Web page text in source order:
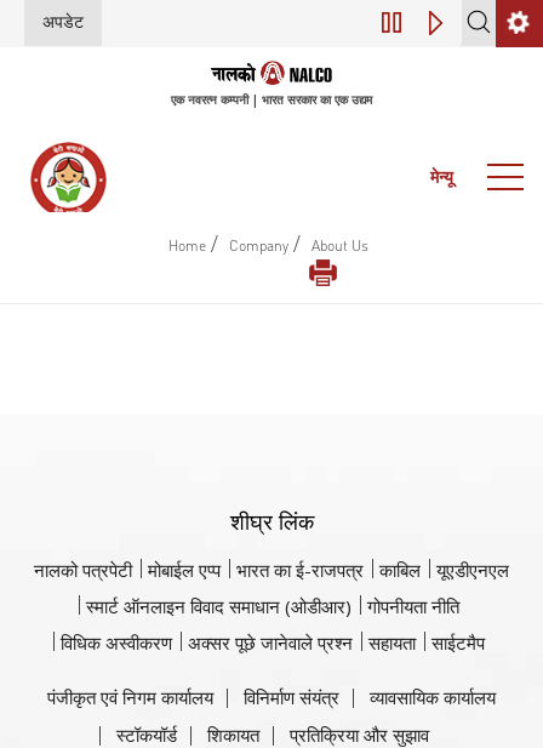
अपडेट डिजिटल परिवर्तन
एक नवरत्न कम्पनी | भारत सरकार का एक उद्यम
मेन्यू
Home / Company / About Us
शीघ्र लिंक
नालको पत्रपेटी मोबाईल एप्प भारत का ई-राजपत्र काबिल
यूएडीएनएल
स्मार्ट ऑनलाइन विवाद समाधान (ओडीआर)
गोपनीयता नीति
विधिक अस्वीकरण
अक्सर पूछे जानेवाले प्रश्न सहायता साईटमैप
पंजीकृत एवं निगम कार्यालय विनिर्माण संयंत्र
व्यावसायिक कार्यालय
स्टॉकयॉर्ड
शिकायत प्रतिक्रिया और सुझाव